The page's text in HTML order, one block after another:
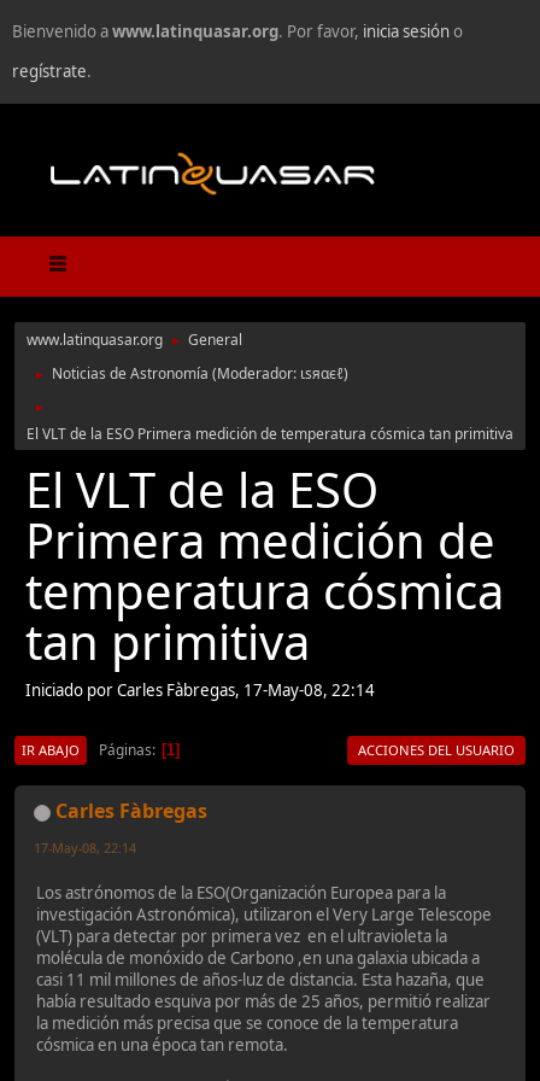
Bienvenido awww.latinquasar.org. Por favor, inicia sesióno
regístrate.
www.latinquasar.org ► General
► Noticias de Astronomía (Moderador: ιѕяαєℓ)
►
El VLT de la ESO Primera medición de temperatura cósmica tan primitiva
El VLT de la ESO
Primera medición de
temperatura cósmica
tan primitiva
Iniciado por Carles Fàbregas, 17-May-08, 22:14
IR ABAJO Páginas 1 ACCIONES DEL USUARIO
Carles Fàbregas
17-May-08, 22:14
Los astrónomos de la ESO(Organización Europea para la
investigación Astronómica), utilizaron el Very Large Telescope
(VLT) para detectar por primera vez en el ultravioleta la
molécula de monóxido de Carbono ,en una galaxia ubicada a
casi 11 mil millones de años-luz de distancia. Esta hazaña, que
había resultado esquiva por más de 25 años, permitió realizar
la medición más precisa que se conoce de la temperatura
cósmica en una época tan remota.